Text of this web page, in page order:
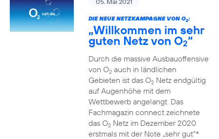
DIE NEUE NETZKAMPAGNE VON O2:
„Willkommen im sehr
guten Netz von O2“
Durch die massive Ausbauoffensive
von O2auch in ländlichen
Gebieten ist das O2Netz endgültig
auf Augenhöhe mit dem
Wettbewerb angelangt. Das
Fachmagazin connect zeichnete
das O2Netz im Dezember 2020
erstmals mit der Note „sehr gut“*